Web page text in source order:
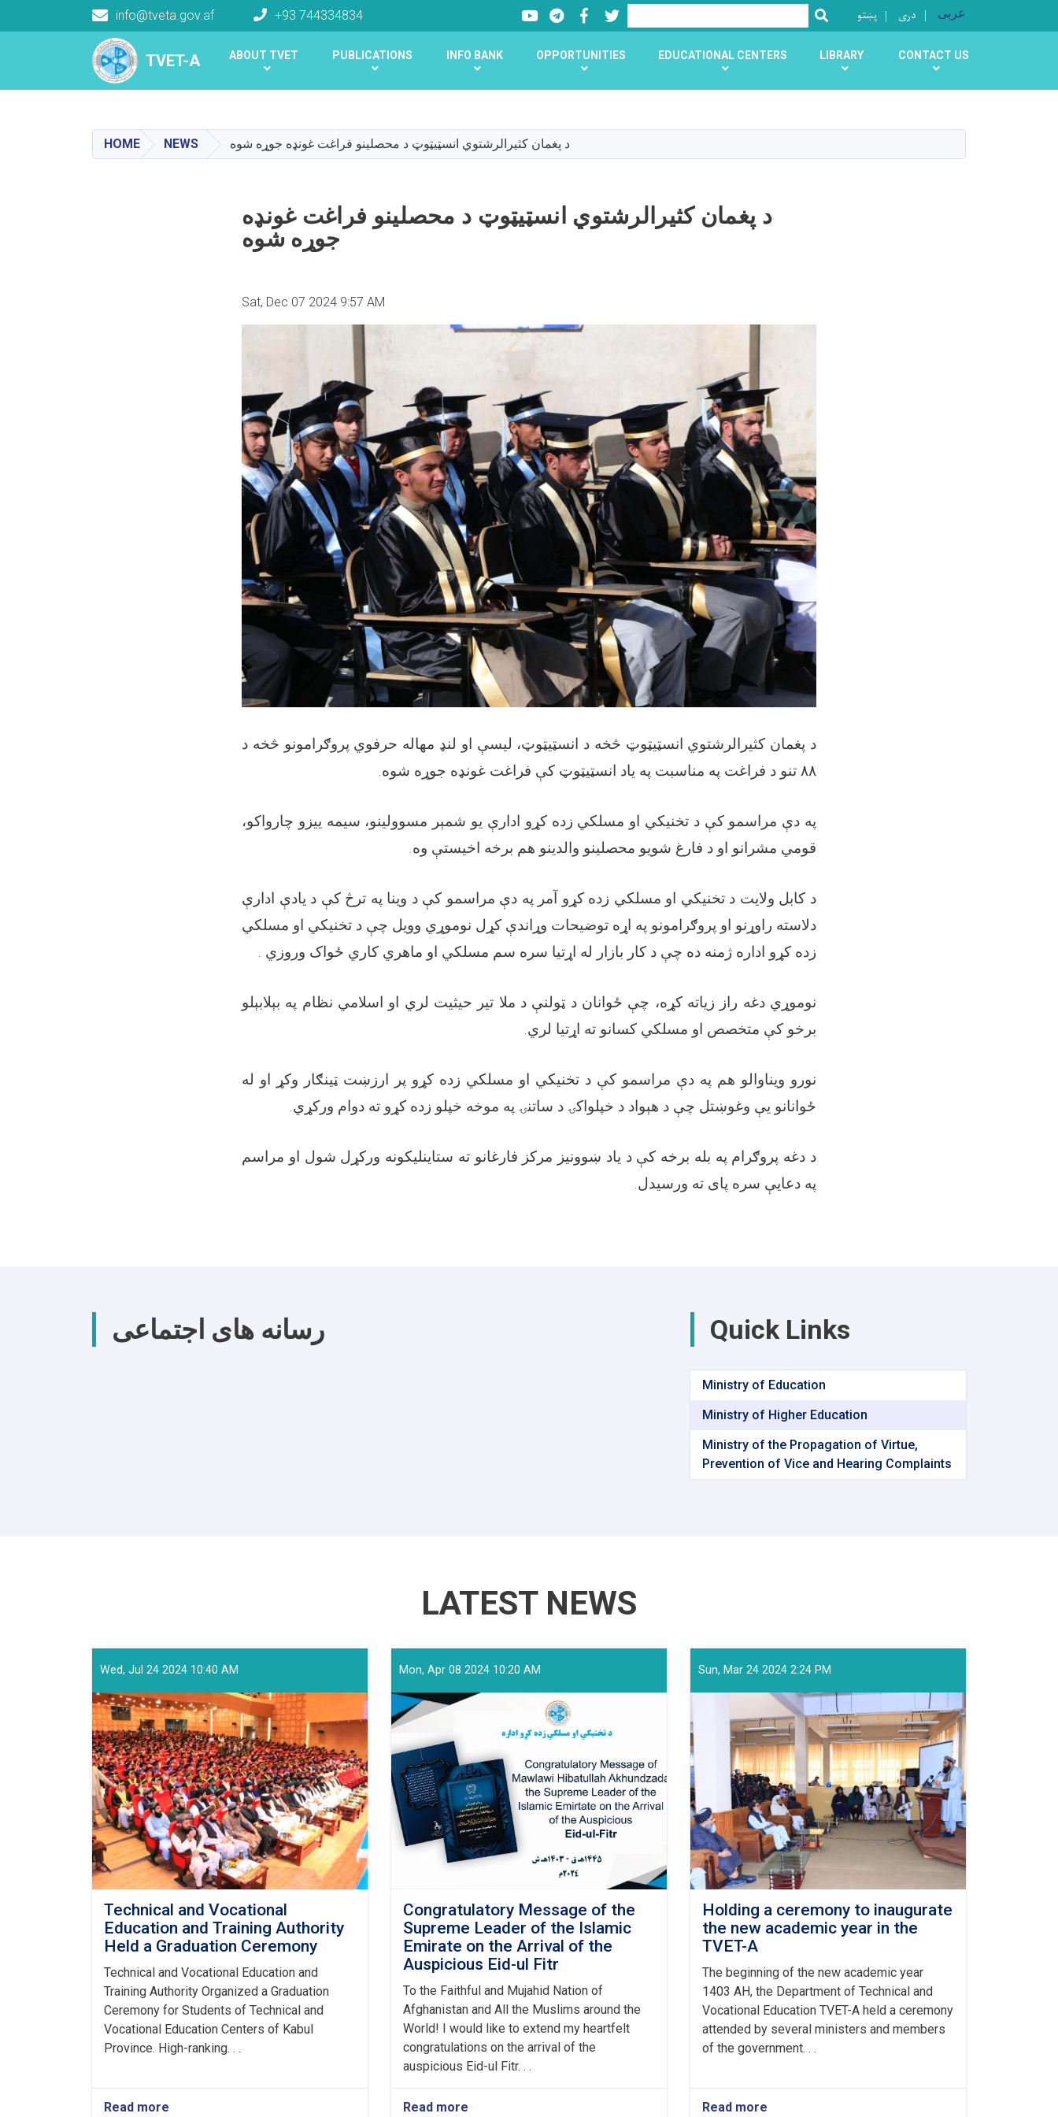
main
content
TVET-A
info@tveta.gov.af +93 744334834 YoutubeLinkedInFacebookTwitter
Search SEARCH
پښتو دری عربی
Main navigation
TVET-A ABOUT TVET PUBLICATIONS INFO BANK OPPORTUNITIES EDUCATIONAL CENTERS LIBRARY CONTACT US
HOME NEWS د پغمان کثیرالرشتوي انسټيټوټ د محصلینو فراغت غونډه جوړه شوه
د پغمان کثیرالرشتوي انسټيټوټ د محصلینو فراغت غونډه
جوړه شوه
Sat, Dec 07 2024 9:57 AM
د پغمان کثیرالرشتوي انسټيټوټ څخه د انسټيټوټ، لیسې او لنډ مهاله حرفوي پروګرامونو څخه د
۸۸ تنو د فراغت په مناسبت په یاد انسټيټوټ کې فراغت غونډه جوړه شوه.
په دې مراسمو کې د تخنيکي او مسلکي زده کړو ادارې يو شمېر مسوولينو، سيمه ييزو چارواکو،
قومي مشرانو او د فارغ شويو محصلینو والدينو هم برخه اخيستې وه.
د کابل ولايت د تخنيکي او مسلکي زده کړو آمر په دې مراسمو کې د وينا په ترڅ کې د یادې ادارې
دلاسته راوړنو او پروګرامونو په اړه توضیحات وړاندې کړل نوموړي وويل چې د تخنيکي او مسلکي
زده کړو اداره ژمنه ده چې د کار بازار له اړتيا سره سم مسلکي او ماهري کاري ځواک وروزي .
نوموړي دغه راز زیاته کړه، چې ځوانان د ټولنې د ملا تیر حیثیت لري او اسلامي نظام په بېلابېلو
برخو کې متخصص او مسلکي کسانو ته اړتیا لري.
نورو ويناوالو هم په دې مراسمو کې د تخنيکي او مسلکي زده کړو پر ارزښت ټينګار وکړ او له
ځوانانو يې وغوښتل چې د هېواد د خپلواکۍ د ساتنۍ په موخه خپلو زده کړو ته دوام ورکړي.
د دغه پروګرام په بله برخه کې د یاد ښوونیز مرکز فارغانو ته ستاینلیکونه ورکړل شول او مراسم
په دعایې سره پای ته ورسیدل.
رسانه های اجتماعی Quick Links
Ministry of Education
Ministry of Higher Education
Ministry of the Propagation of Virtue,
Prevention of Vice and Hearing Complaints
LATEST NEWS
Wed, Jul 24 2024 10:40 AM
Technical and Vocational
Education and Training Authority
Held a Graduation Ceremony
Technical and Vocational Education and
Training Authority Organized a Graduation
Ceremony for Students of Technical and
Vocational Education Centers of Kabul
Province. High-ranking. . .
Read more
Mon, Apr 08 2024 10:20 AM
Congratulatory Message of the
Supreme Leader of the Islamic
Emirate on the Arrival of the
Auspicious Eid-ul Fitr
To the Faithful and Mujahid Nation of
Afghanistan and All the Muslims around the
World! I would like to extend my heartfelt
congratulations on the arrival of the
auspicious Eid-ul Fitr. . .
Read more
Sun, Mar 24 2024 2:24 PM
Holding a ceremony to inaugurate
the new academic year in the
TVET-A
The beginning of the new academic year
1403 AH, the Department of Technical and
Vocational Education TVET-A held a ceremony
attended by several ministers and members
of the government. . .
Read more